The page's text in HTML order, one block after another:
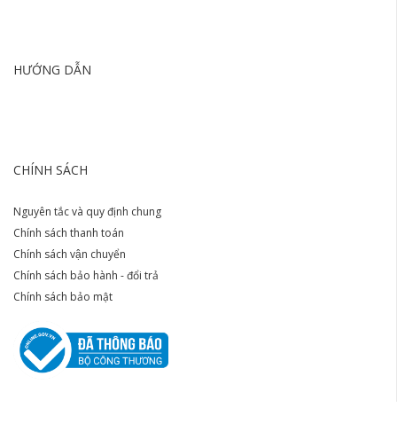
HƯỚNG DẪN
CHÍNH SÁCH
Nguyên tắc và quy định chung
Chính sách thanh toán
Chính sách vận chuyển
Chính sách bảo hành - đổi trả
Chính sách bảo mật